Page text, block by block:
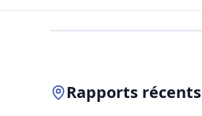
Rapports récents